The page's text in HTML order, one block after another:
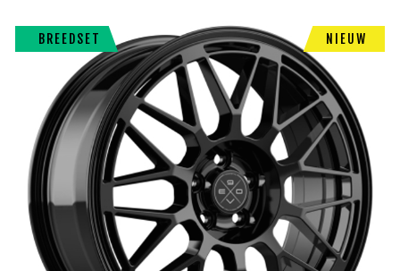
BREEDSET NIEUW